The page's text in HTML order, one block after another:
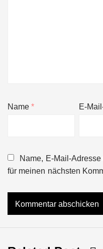
Name* E-
Name, E-Mail-
für meinen nächsten